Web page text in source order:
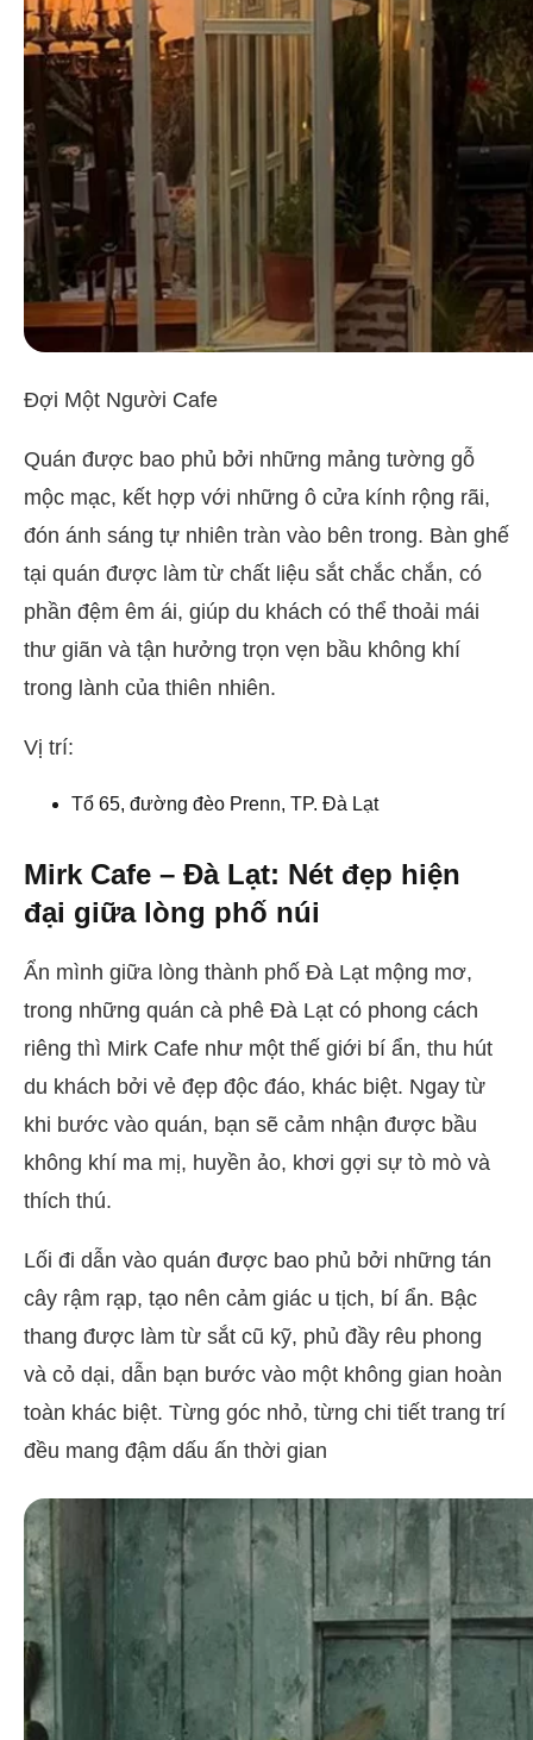
Đợi Một Người Cafe
Quán được bao phủ bởi những mảng tường gỗ
mộc mạc, kết hợp với những ô cửa kính rộng rãi,
đón ánh sáng tự nhiên tràn vào bên trong. Bàn ghế
tại quán được làm từ chất liệu sắt chắc chắn, có
phần đệm êm ái, giúp du khách có thể thoải mái
thư giãn và tận hưởng trọn vẹn bầu không khí
trong lành của thiên nhiên.
Vị trí:
Tổ 65, đường đèo Prenn, TP. Đà Lạt
Mirk Cafe – Đà Lạt: Nét đẹp hiện
đại giữa lòng phố núi
Ẩn mình giữa lòng thành phố Đà Lạt mộng mơ,
trong những quán cà phê Đà Lạt có phong cách
riêng thì Mirk Cafe như một thế giới bí ẩn, thu hút
du khách bởi vẻ đẹp độc đáo, khác biệt. Ngay từ
khi bước vào quán, bạn sẽ cảm nhận được bầu
không khí ma mị, huyền ảo, khơi gợi sự tò mò và
thích thú.
Lối đi dẫn vào quán được bao phủ bởi những tán
cây rậm rạp, tạo nên cảm giác u tịch, bí ẩn. Bậc
thang được làm từ sắt cũ kỹ, phủ đầy rêu phong
và cỏ dại, dẫn bạn bước vào một không gian hoàn
toàn khác biệt. Từng góc nhỏ, từng chi tiết trang trí
đều mang đậm dấu ấn thời gian